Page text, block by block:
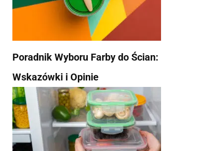
Poradnik Wyboru Farby do Ścian:
Wskazówki i Opinie